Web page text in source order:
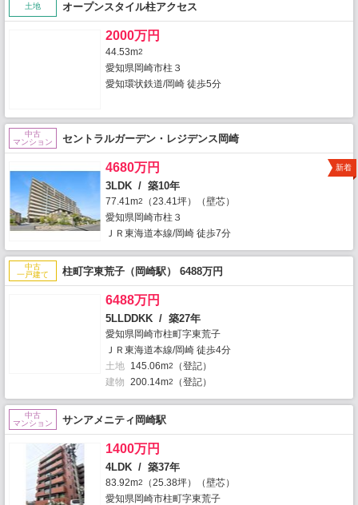
土地 オープンスタイル柱アクセス
2000万円
44.53m2
愛知県岡崎市柱３
愛知環状鉄道/岡崎 徒歩5分
中古
マンション
セントラルガーデン・レジデンス岡崎
4680万円
3LDK / 築10年
77.41m2
（23.41坪）（壁芯）
愛知県岡崎市柱３
ＪＲ東海道本線/岡崎 徒歩7分
新着
中古
一戸建て
柱町字東荒子（岡崎駅） 6488万円
6488万円
5LLDDKK / 築27年
愛知県岡崎市柱町字東荒子
ＪＲ東海道本線/岡崎 徒歩4分
土地 145.06m2
（登記）
建物 200.14m2 （登記）
中古
マンション
サンアメニティ岡崎駅
1400万円
4LDK / 築37年
83.92m2
（25.38坪）（壁芯）
愛知県岡崎市柱町字東荒子